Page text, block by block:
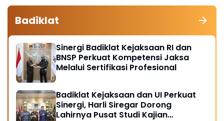
Badiklat
Sinergi Badiklat Kejaksaan RI dan
BNSP Perkuat Kompetensi Jaksa
Melalui Sertifikasi Profesional
Badiklat Kejaksaan dan UI Perkuat
Sinergi, Harli Siregar Dorong
Lahirnya Pusat Studi Kajian